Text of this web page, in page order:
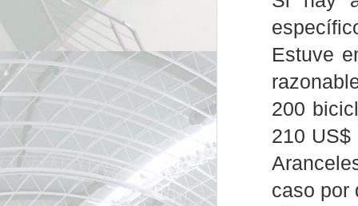
Estuve
200
210 US$
caso por